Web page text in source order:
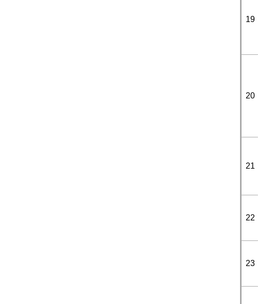
19
20
21
22
23